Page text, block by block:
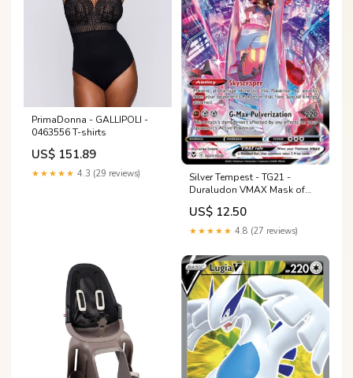
PrimaDonna - GALLIPOLI -
0463556 T-shirts
US$ 151.89
★★★★★ 4.3 (29 reviews)
Silver Tempest - TG21 -
Duraludon VMAX Mask of
Change
US$ 12.50
★★★★★ 4.8 (27 reviews)